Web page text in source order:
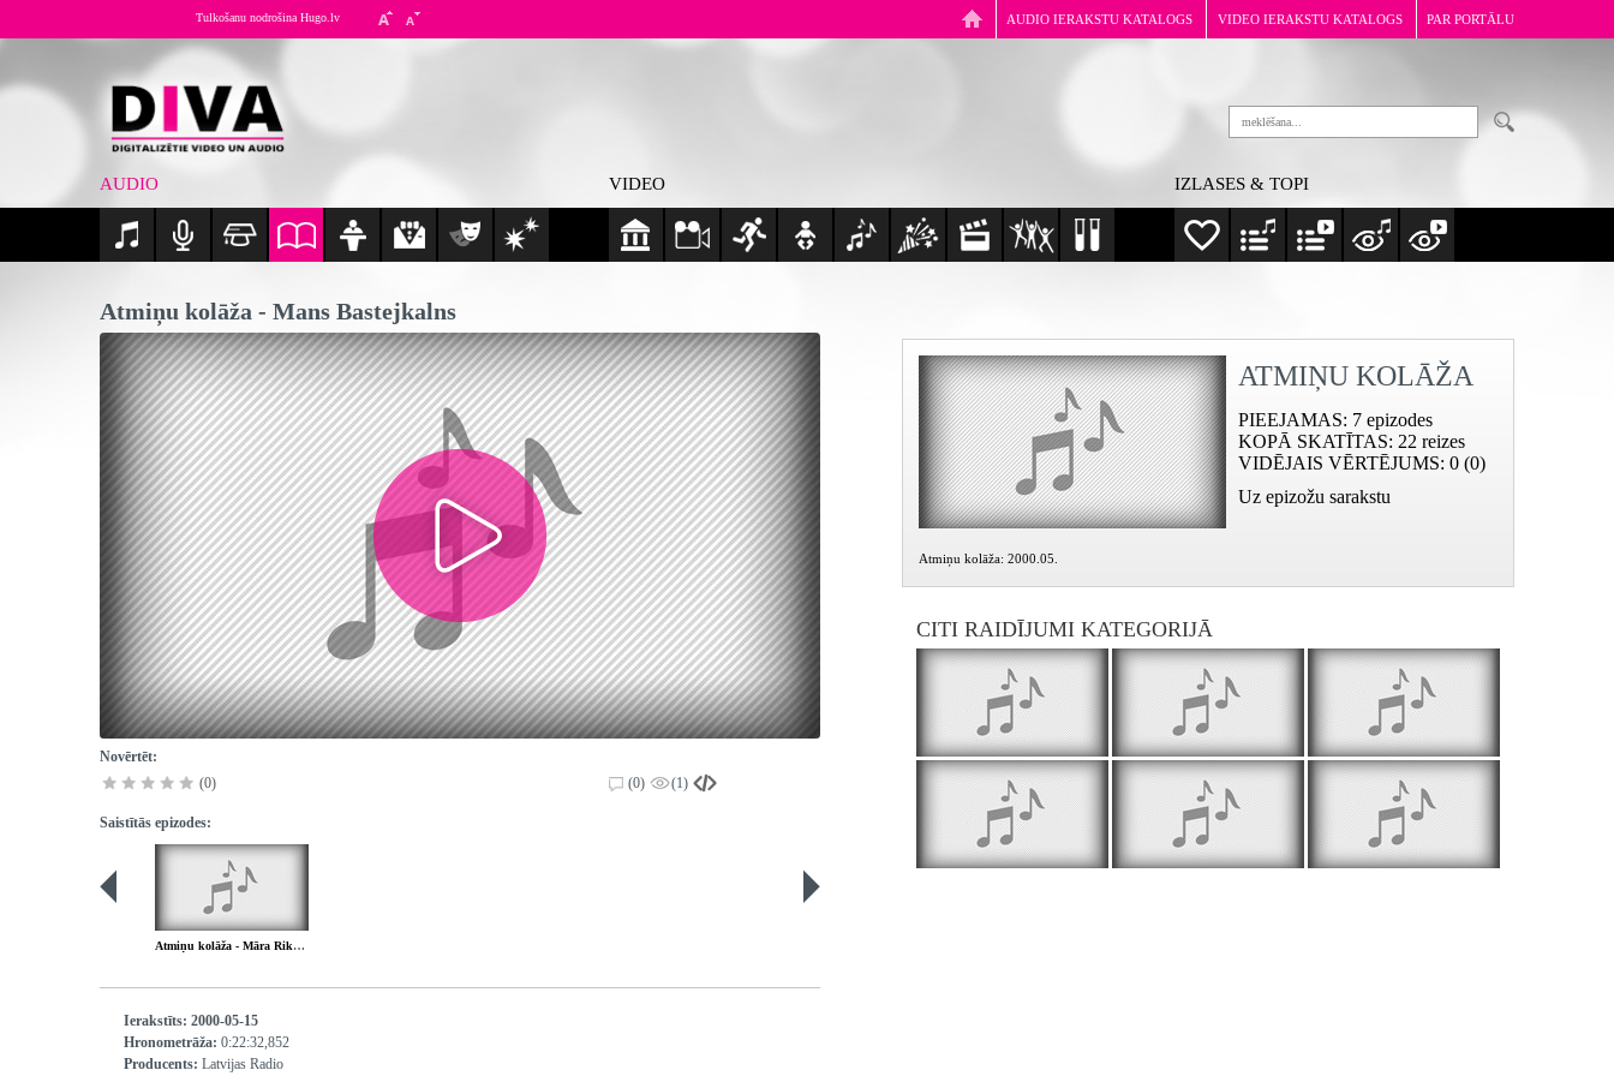
AUDIO IERAKSTU KATALOGS VIDEO IERAKSTU KATALOGS PAR PORTĀLU
Tulkošanu nodrošina Hugo.lv
AUDIO VIDEO IZLASES & TOPI
Atmiņu kolāža - Mans Bastejkalns
Novērtēt:
(0)
(0) (1)
Saistītās epizodes:
Atmiņu kolāža - Māra Rikmane - 2. daļa
Ierakstīts: 2000-05-15
Hronometrāža: 0:22:32,852
Producents: Latvijas Radio
ATMIŅU KOLĀŽA
PIEEJAMAS: 7 epizodes
KOPĀ SKATĪTAS: 22 reizes
VIDĒJAIS VĒRTĒJUMS: 0 (0)
Uz epizožu sarakstu
Atmiņu kolāža: 2000.05.
CITI RAIDĪJUMI KATEGORIJĀ